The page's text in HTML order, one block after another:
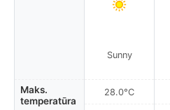
Maks.
temperatūra
Sunny
28.0°C